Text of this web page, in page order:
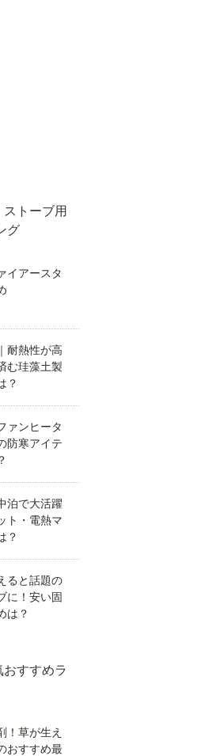
トーブ用
グ
イアースタ
耐熱性が高
む珪藻土製
？
ァンヒータ
防寒アイテ
泊で大活躍
ト・電熱マ
？
ると話題の
に！安い固
は？
おすすめラ
！草が生え
おすすめ最